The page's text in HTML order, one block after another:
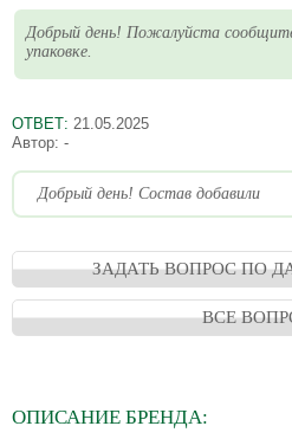
Добрый день! Пожалуйста
упаковке.
ОТВЕТ: 21.05.2025
Автор: -
Добрый день! Состав добавили
ЗАДАТЬ ВОПРОС ПО
ВСЕ
ОПИСАНИЕ БРЕНДА: